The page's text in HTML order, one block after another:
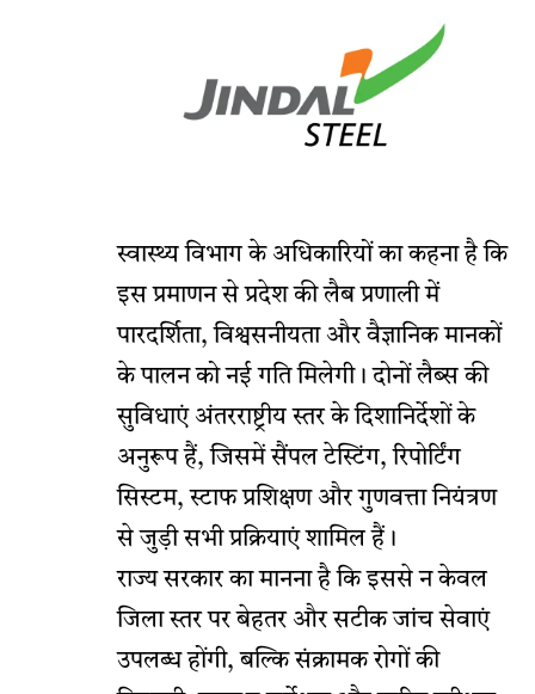
स्वास्थ्य विभाग के अधिकारियों का कहना है कि
इस प्रमाणन से प्रदेश की लैब प्रणाली में
पारदर्शिता, विश्वसनीयता और वैज्ञानिक मानकों
के पालन को नई गति मिलेगी। दोनों लैब्स की
सुविधाएं अंतरराष्ट्रीय स्तर के दिशानिर्देशों के
अनुरूप हैं, जिसमें सैंपल टेस्टिंग, रिपोर्टिंग
सिस्टम, स्टाफ प्रशिक्षण और गुणवत्ता नियंत्रण
से जुड़ी सभी प्रक्रियाएं शामिल हैं।
राज्य सरकार का मानना है कि इससे न केवल
जिला स्तर पर बेहतर और सटीक जांच सेवाएं
उपलब्ध होंगी, बल्कि संक्रामक रोगों की